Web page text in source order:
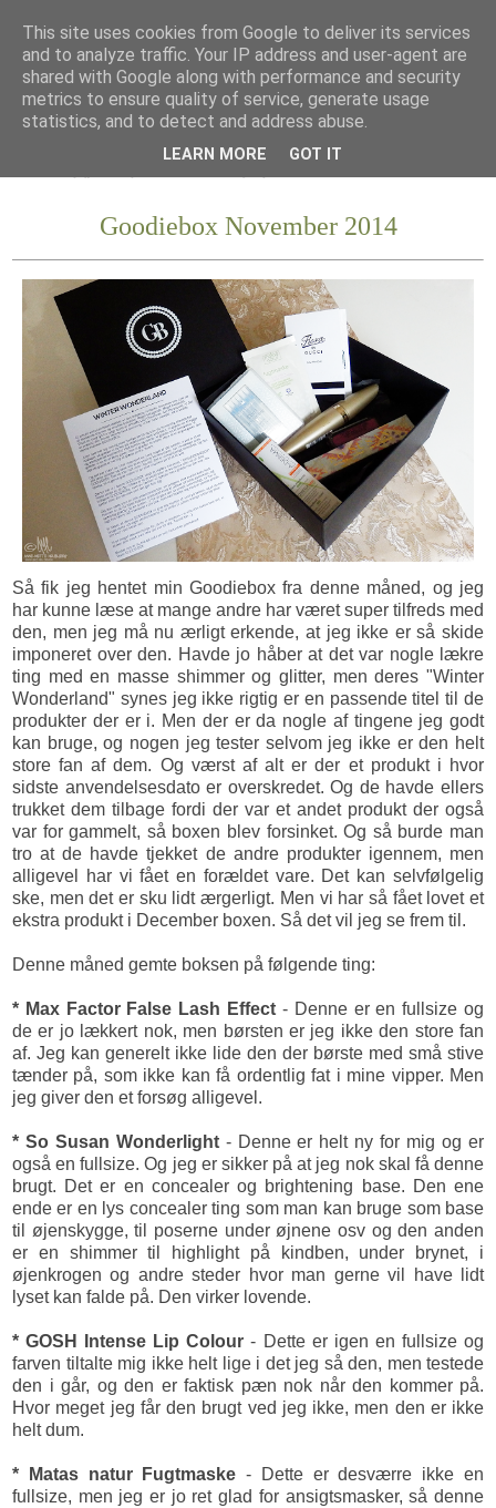
Goodiebox November 2014
Så fik jeg hentet min Goodiebox fra denne måned, og jeg
har kunne læse at mange andre har været super tilfreds med
den, men jeg må nu ærligt erkende, at jeg ikke er så skide
imponeret over den. Havde jo håber at det var nogle lækre
ting med en masse shimmer og glitter, men deres "Winter
Wonderland" synes jeg ikke rigtig er en passende titel til de
produkter der er i. Men der er da nogle af tingene jeg godt
kan bruge, og nogen jeg tester selvom jeg ikke er den helt
store fan af dem. Og værst af alt er der et produkt i hvor
sidste anvendelsesdato er overskredet. Og de havde ellers
trukket dem tilbage fordi der var et andet produkt der også
var for gammelt, så boxen blev forsinket. Og så burde man
tro at de havde tjekket de andre produkter igennem, men
alligevel har vi fået en forældet vare. Det kan selvfølgelig
ske, men det er sku lidt ærgerligt. Men vi har så fået lovet et
ekstra produkt i December boxen. Så det vil jeg se frem til.
Denne måned gemte boksen på følgende ting:
* Max Factor False Lash Effect - Denne er en fullsize og
de er jo lækkert nok, men børsten er jeg ikke den store fan
af. Jeg kan generelt ikke lide den der børste med små stive
tænder på, som ikke kan få ordentlig fat i mine vipper. Men
jeg giver den et forsøg alligevel.
* So Susan Wonderlight- Denne er helt ny for mig og er
også en fullsize. Og jeg er sikker på at jeg nok skal få denne
brugt. Det er en concealer og brightening base. Den ene
ende er en lys concealer ting som man kan bruge som base
til øjenskygge, til poserne under øjnene osv og den anden
er en shimmer til highlight på kindben, under brynet, i
øjenkrogen og andre steder hvor man gerne vil have lidt
lyset kan falde på. Den virker lovende.
* GOSH Intense Lip Colour - Dette er igen en fullsize og
farven tiltalte mig ikke helt lige i det jeg så den, men testede
den i går, og den er faktisk pæn nok når den kommer på.
Hvor meget jeg får den brugt ved jeg ikke, men den er ikke
helt dum.
* Matas natur Fugtmaske - Dette er desværre ikke en
fullsize, men jeg er jo ret glad for ansigtsmasker, så denne
This site uses cookies from Google to deliver its services
and to analyze traffic. Your IP address and user-agent are
shared with Google along with performance and security
metrics to ensure quality of service, generate usage
statistics, and to detect and address abuse.
LEARN MORE GOT IT